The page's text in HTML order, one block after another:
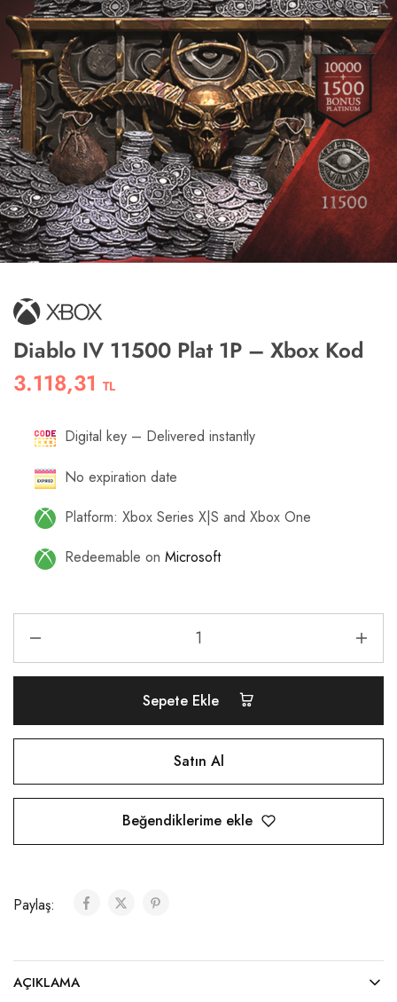
Diablo IV 11500 Plat 1P – Xbox Kod
3.118,31 TL
Digital key – Delivered instantly
No expiration date
Platform: Xbox Series X|S and Xbox One
Redeemable on Microsoft
Sepete Ekle
Satın Al
Beğendiklerime ekle
Paylaş:
AÇIKLAMA